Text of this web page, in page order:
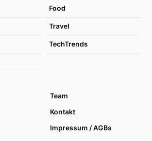
Food
Travel
TechTrends
Team
Kontakt
Impressum / AGBs